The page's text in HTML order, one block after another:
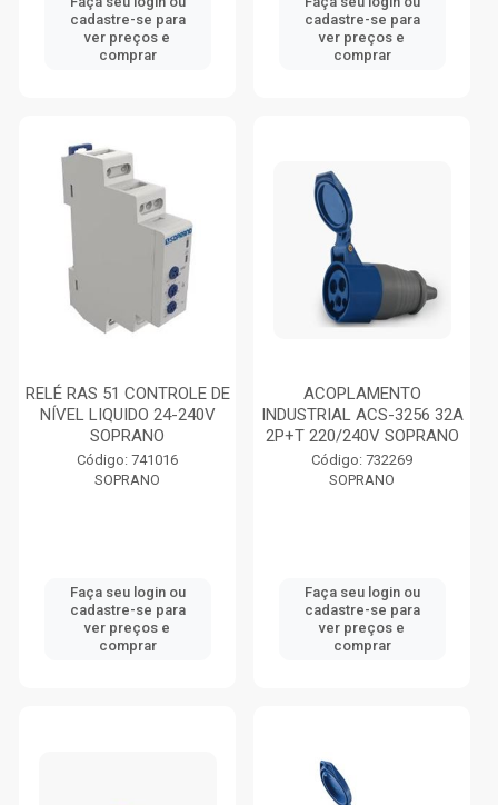
cadastre-se para
ver preços e
comprar
cadastre-se para
ver preços e
comprar
RELÉ RAS 51 CONTROLE DE
NÍVEL LIQUIDO 24-240V
SOPRANO
Código: 741016
SOPRANO
Faça seu login ou
cadastre-se para
ver preços e
comprar
ACOPLAMENTO
INDUSTRIAL ACS-3256 32A
2P+T 220/240V SOPRANO
Código: 732269
SOPRANO
Faça seu login ou
cadastre-se para
ver preços e
comprar